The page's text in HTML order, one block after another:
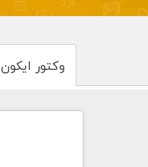
وکتور